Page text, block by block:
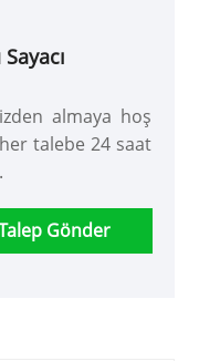
almaya hoş
talebe 24 saat
Gönder